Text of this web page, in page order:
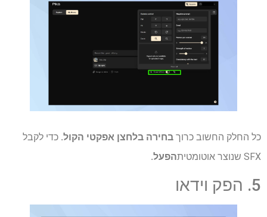
כל החלק החשוב כרוך בחירה בלחצן אפקטי הקול. כדי לקבל
SFX שנוצר אוטומטית
הפעל.
5. הפק וידאו